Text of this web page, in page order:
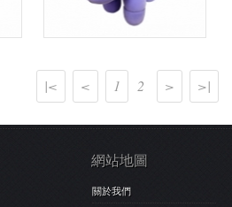
|< < 1 2 > >|
網站地圖
關於我們